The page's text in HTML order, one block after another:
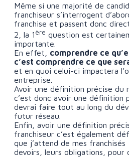
Même si une majorité de
franchiseur s’interrogent
franchise et passent donc
2, la 1ère question est
importante.
En effet, comprendre ce
c’est comprendre ce que
et en quoi celui-ci impactera
entreprise.
Avoir une définition précise du
c’est donc avoir une définition
devrai faire tout au long du
futur réseau.
Enfin, avoir une définition
franchiseur c’est également
que j’attend de mes franchisés
devoirs, leurs obligations, pour